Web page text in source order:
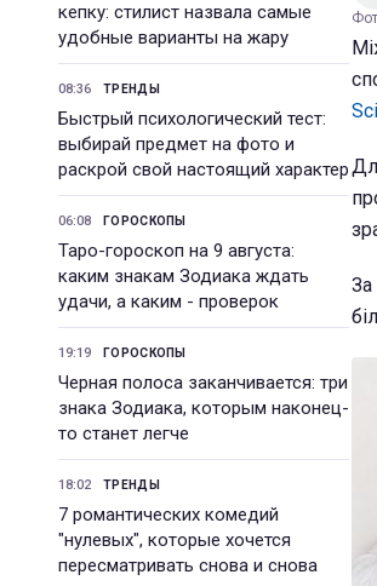
кепку: стилист назвала самые
удобные варианты на жару
08:36 ТРЕНДЫ
Быстрый психологический тест:
выбирай предмет на фото и
раскрой свой настоящий характер
06:08 ГОРОСКОПЫ
Таро-гороскоп на 9 августа:
каким знакам Зодиака ждать
удачи, а каким - проверок
19:19 ГОРОСКОПЫ
Черная полоса заканчивается: три
знака Зодиака, которым наконец-
то станет легче
18:02 ТРЕНДЫ
7 романтических комедий
"нулевых", которые хочется
пересматривать снова и снова
За